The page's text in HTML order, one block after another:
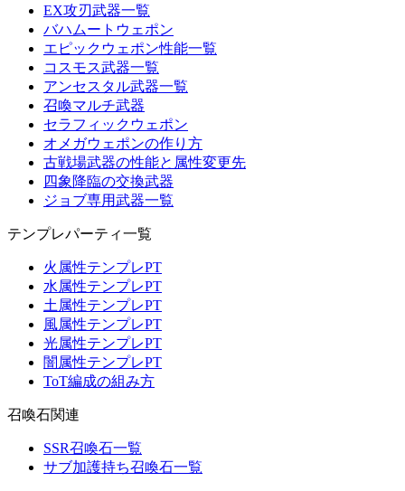
EX攻刃武器一覧
バハムートウェポン
エピックウェポン性能一覧
コスモス武器一覧
アンセスタル武器一覧
召喚マルチ武器
セラフィックウェポン
オメガウェポンの作り方
古戦場武器の性能と属性変更先
四象降臨の交換武器
ジョブ専用武器一覧
テンプレパーティ一覧
火属性テンプレPT
水属性テンプレPT
土属性テンプレPT
風属性テンプレPT
光属性テンプレPT
闇属性テンプレPT
ToT編成の組み方
召喚石関連
SSR召喚石一覧
サブ加護持ち召喚石一覧